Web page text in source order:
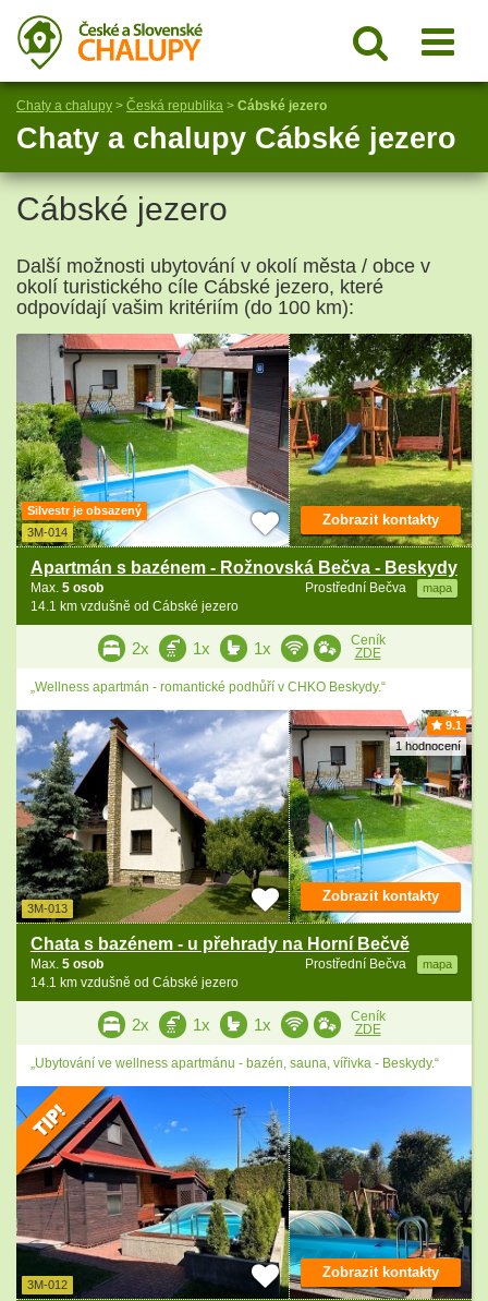
Chaty a chalupy > Česká republika > Cábské jezero
Chaty a chalupy Cábské jezero
Cábské jezero
Další možnosti ubytování v okolí města / obce v
okolí turistického cíle Cábské jezero, které
odpovídají vašim kritériím (do 100 km):
Silvestr je obsazený
3M-014
Apartmán s bazénem - Rožnovská Bečva - Beskydy
Prostřední Bečva mapa
Max. 5 osob
14.1 km vzdušně od Cábské jezero
Zobrazit kontakty
2x 1x 1x
Ceník
ZDE
„Wellness apartmán - romantické podhůří v CHKO Beskydy.“
9.1
1 hodnocení
3M-013
Chata s bazénem - u přehrady na Horní Bečvě
Prostřední Bečva mapa
Max. 5 osob
14.1 km vzdušně od Cábské jezero
Zobrazit kontakty
2x 1x 1x
Ceník
ZDE
„Ubytování ve wellness apartmánu - bazén, sauna, vířivka - Beskydy.“
3M-012
Zobrazit kontakty